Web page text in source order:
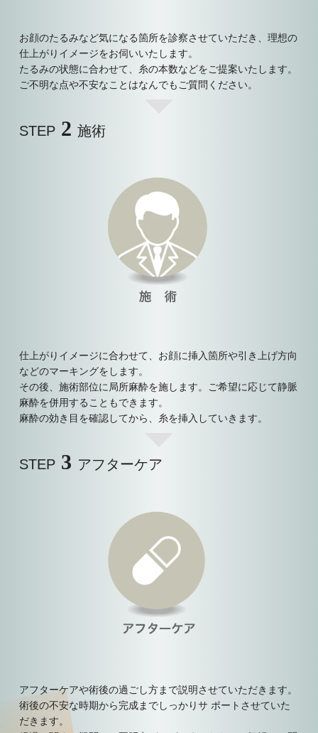
お顔のたるみなど気になる箇所を診察させていただき、理想の
仕上がりイメージをお伺いいたします。
たるみの状態に合わせて、糸の本数などをご提案いたします。
ご不明な点や不安なことはなんでもご質問ください。
STEP2 施術
仕上がりイメージに合わせて、お顔に挿入箇所や引き上げ方向
などのマーキングをします。
その後、施術部位に局所麻酔を施します。ご希望に応じて静脈
麻酔を併用することもできます。
麻酔の効き目を確認してから、糸を挿入していきます。
STEP3 アフターケア
アフターケアや術後の過ごし方まで説明させていただきます。
術後の不安な時期から完成までしっかりサ ポートさせていた
だきます。